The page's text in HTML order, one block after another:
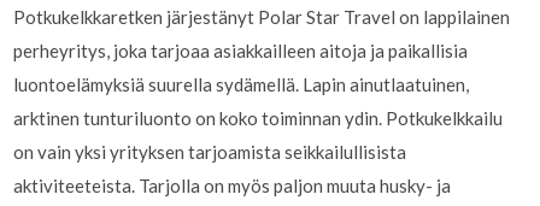
Potkukelkkaretken järjestänyt Polar Star Travel on lappilainen
perheyritys, joka tarjoaa asiakkailleen aitoja ja paikallisia
luontoelämyksiä suurella sydämellä. Lapin ainutlaatuinen,
arktinen tunturiluonto on koko toiminnan ydin. Potkukelkkailu
on vain yksi yrityksen tarjoamista seikkailullisista
aktiviteeteista. Tarjolla on myös paljon muuta husky- ja